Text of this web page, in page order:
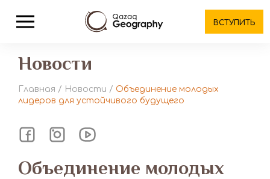
ВСТУПИТЬ
Новости
Главная / Новости / Объединение молодых
лидеров для устойчивого будущего
Объединение молодых